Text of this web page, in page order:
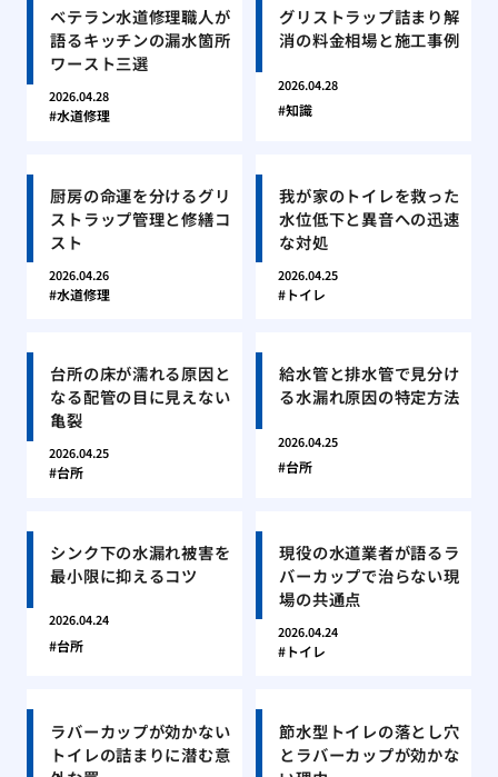
ベテラン水道修理職人が
語るキッチンの漏水箇所
ワースト三選
2026.04.28
水道修理
グリストラップ詰まり解
消の料金相場と施工事例
2026.04.28
知識
厨房の命運を分けるグリ
ストラップ管理と修繕コ
スト
2026.04.26
水道修理
我が家のトイレを救った
水位低下と異音への迅速
な対処
2026.04.25
トイレ
台所の床が濡れる原因と
なる配管の目に見えない
亀裂
2026.04.25
台所
給水管と排水管で見分け
る水漏れ原因の特定方法
2026.04.25
台所
シンク下の水漏れ被害を
最小限に抑えるコツ
2026.04.24
台所
現役の水道業者が語るラ
バーカップで治らない現
場の共通点
2026.04.24
トイレ
ラバーカップが効かない
トイレの詰まりに潜む意
節水型トイレの落とし穴
とラバーカップが効かな